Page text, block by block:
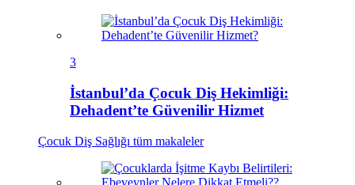
3
İstanbul’da Çocuk Diş Hekimliği:
Dehadent’te Güvenilir Hizmet
Çocuk Diş Sağlığı tüm makaleler